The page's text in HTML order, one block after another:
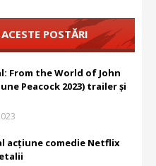
POSTĂRI
From the World of John
Peacock 2023) trailer și
acțiune comedie Netflix